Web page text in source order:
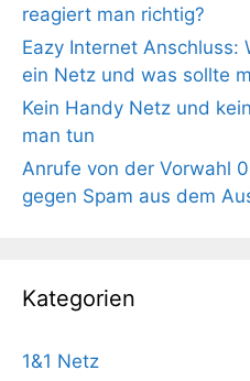
reagiert man richtig?
Eazy Internet Anschluss:
ein Netz und was sollte
Kein Handy Netz und
man tun
Anrufe von der Vorwahl
gegen Spam aus dem
Kategorien
1&1 Netz